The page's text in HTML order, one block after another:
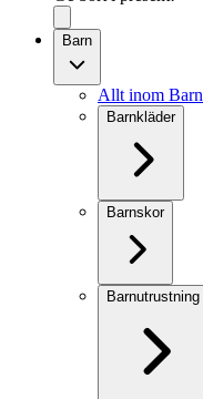
Barn
Allt inom Barn
Barnkläder
Barnskor
Barnutrustning